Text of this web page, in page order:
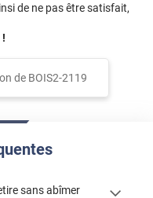
de ne pas être satisfait,
de BOIS2-2119
sans abîmer